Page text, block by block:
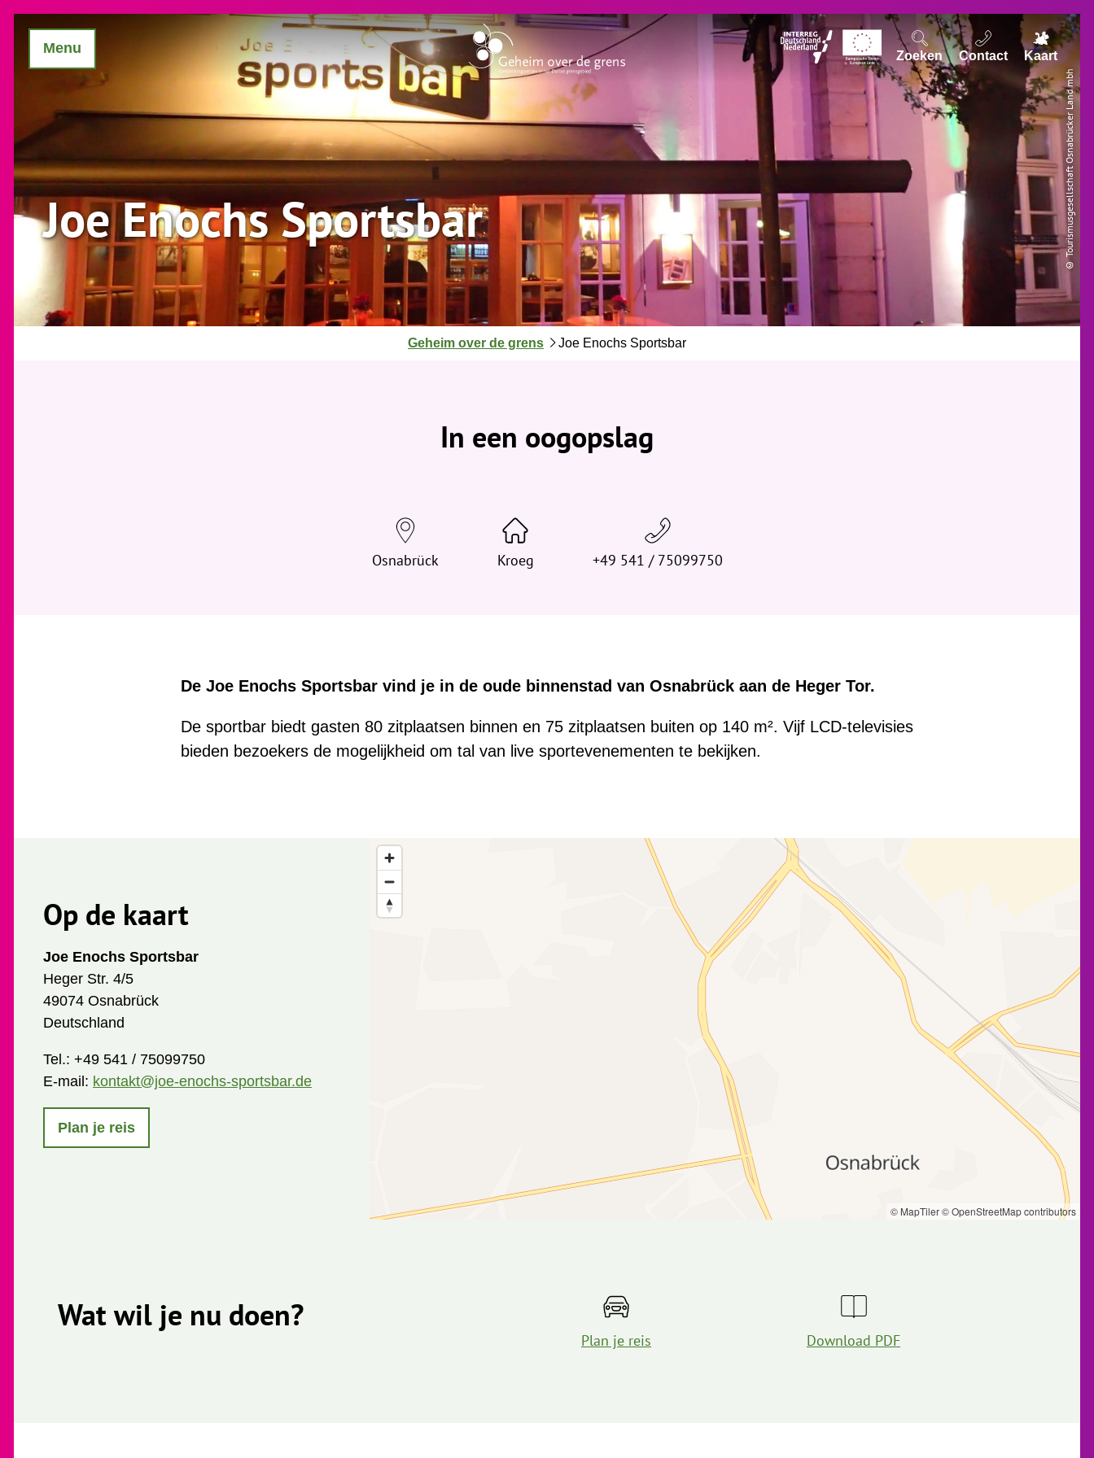
Zoeken Contact Kaart
Menu
© Tourismusgesellschaft Osnabrücker Land mbh
Joe Enochs Sportsbar
J
j
e
h
Geheim over de grens Joe Enochs Sportsbar
In een oogopslag
Osnabrück Kroeg +49 541 / 75099750
De Joe Enochs Sportsbar vind je in de oude binnenstad van Osnabrück aan de Heger Tor.
De sportbar biedt gasten 80 zitplaatsen binnen en 75 zitplaatsen buiten op 140 m². Vijf LCD-televisies
bieden bezoekers de mogelijkheid om tal van live sportevenementen te bekijken.
Op de kaart
Joe Enochs Sportsbar
Heger Str. 4/5
49074 Osnabrück
Deutschland
Tel.: +49 541 / 75099750
E-mail: kontakt@joe-enochs-sportsbar.de
Plan je reis
© MapTiler© OpenStreetMap contributors
Wat wil je nu doen?
Plan je reis Download PDF